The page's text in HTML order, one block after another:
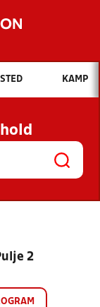
du søge efter?
NYHEDER
OG
KAMP
2